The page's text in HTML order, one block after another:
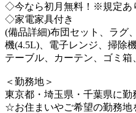
◇今なら初月無料！※規定あ
◇家電家具付き
(備品詳細)布団セット、ラグ
機(4.5L)、電子レンジ、掃除
テーブル、カーテン、ゴミ
＜勤務地＞
東京都・埼玉県・千葉県に勤
☆お住まいやご希望の勤務地